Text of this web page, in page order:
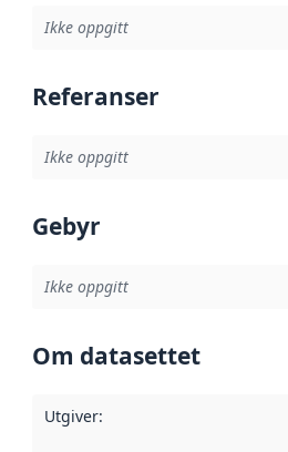
Ikke oppgitt
Referanser
Ikke oppgitt
Gebyr
Ikke oppgitt
Om datasettet
Utgiver: